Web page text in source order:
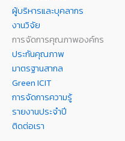
ผู้บริหารและบุคลากร
งานวิจัย
การจัดการคุณภาพองค์กร
ประกันคุณภาพ
มาตรฐานสากล
Green ICIT
การจัดการความรู้
รายงานประจำปี
ติดต่อเรา